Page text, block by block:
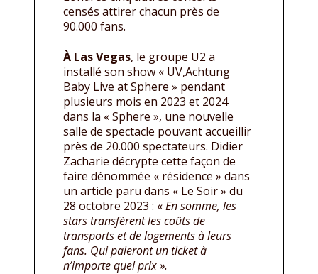
censés attirer chacun près de
90.000 fans.
À Las Vegas, le groupe U2 a
installé son show « UV,Achtung
Baby Live at Sphere » pendant
plusieurs mois en 2023 et 2024
dans la « Sphere », une nouvelle
salle de spectacle pouvant accueillir
près de 20.000 spectateurs. Didier
Zacharie décrypte cette façon de
faire dénommée « résidence » dans
un article paru dans « Le Soir » du
28 octobre 2023 : «En somme, les
stars transfèrent les coûts de
transports et de logements à leurs
fans. Qui paieront un ticket à
n’importe quel prix ».